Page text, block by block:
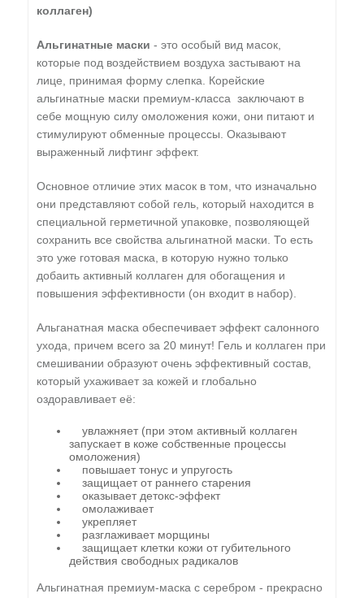
коллаген)
Альгинатные маски - это особый вид масок,
которые под воздействием воздуха застывают на
лице, принимая форму слепка. Корейские
альгинатные маски премиум-класса заключают в
себе мощную силу омоложения кожи, они питают и
стимулируют обменные процессы. Оказывают
выраженный лифтинг эффект.
Основное отличие этих масок в том, что изначально
они представляют собой гель, который находится в
специальной герметичной упаковке, позволяющей
сохранить все свойства альгинатной маски. То есть
это уже готовая маска, в которую нужно только
добаить активный коллаген для обогащения и
повышения эффективности (он входит в набор).
Альганатная маска обеспечивает эффект салонного
ухода, причем всего за 20 минут! Гель и коллаген при
смешивании образуют очень эффективный состав,
который ухаживает за кожей и глобально
оздоравливает её:
увлажняет (при этом активный коллаген
запускает в коже собственные процессы
омоложения)
повышает тонус и упругость
защищает от раннего старения
оказывает детокс-эффект
омолаживает
укрепляет
разглаживает морщины
защищает клетки кожи от губительного
действия свободных радикалов
Альгинатная премиум-маска с серебром - прекрасно